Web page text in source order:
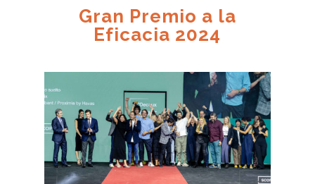
Gran Premio a la
Eficacia 2024